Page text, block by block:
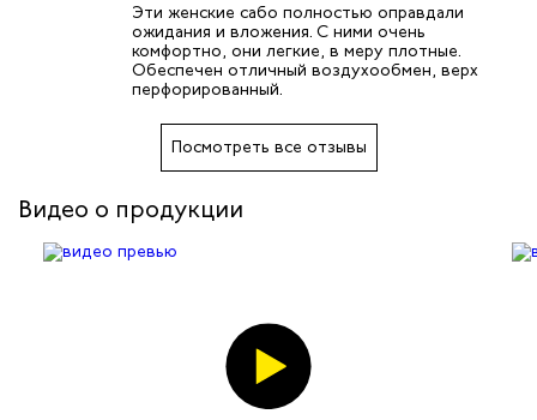
работников
Эти женские сабо полностью оправдали
ожидания и вложения. С ними очень
комфортно, они легкие, в меру плотные.
Обеспечен отличный воздухообмен, верх
перфорированный.
Посмотреть все отзывы
Видео о продукции